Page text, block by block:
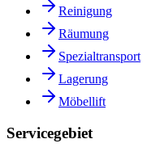
Reinigung
Räumung
Spezialtransport
Lagerung
Möbellift
Servicegebiet